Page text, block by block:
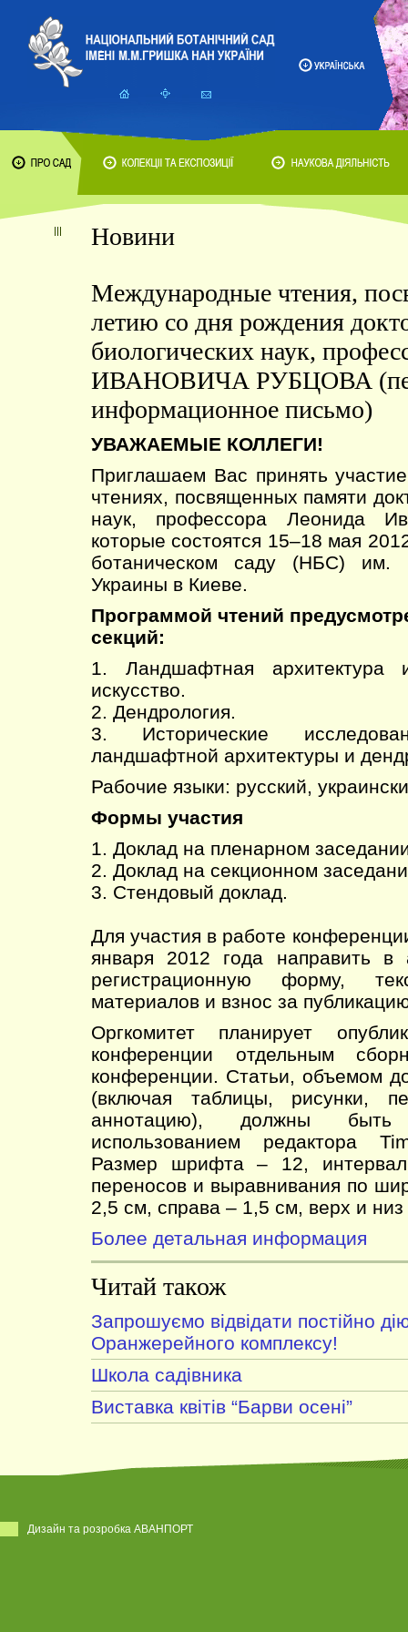
Новини
Международные чтения,
летию со дня рождения
биологических наук,
ИВАНОВИЧА РУБЦОВА
информационное письмо)
УВАЖАЕМЫЕ КОЛЛЕГИ!
Приглашаем Вас принять
чтениях, посвященных памяти
наук, профессора Леонида
которые состоятся 15–18 мая
ботаническом саду (НБС)
Украины в Киеве.
Программой чтений
секций:
1. Ландшафтная архитектура
искусство.
2. Дендрология.
3. Исторические
ландшафтной архитектуры и
Рабочие языки: русский,
Формы участия
1. Доклад на пленарном
2. Доклад на секционном
3. Стендовый доклад.
Для участия в работе
января 2012 года направить в
регистрационную форму,
материалов и взнос за
Оргкомитет планирует
конференции отдельным
конференции. Статьи, объемом
(включая таблицы, рисунки,
аннотацию), должны
использованием редактора
Размер шрифта – 12,
переносов и выравнивания по
2,5 см, справа – 1,5 см, верх и
Более детальная информация
Читай також
Запрошуємо відвідати постійно
Оранжерейного комплексу!
Школа садівника
Виставка квітів “Барви осені”
Дизайн та розробка АВАНПОРТ